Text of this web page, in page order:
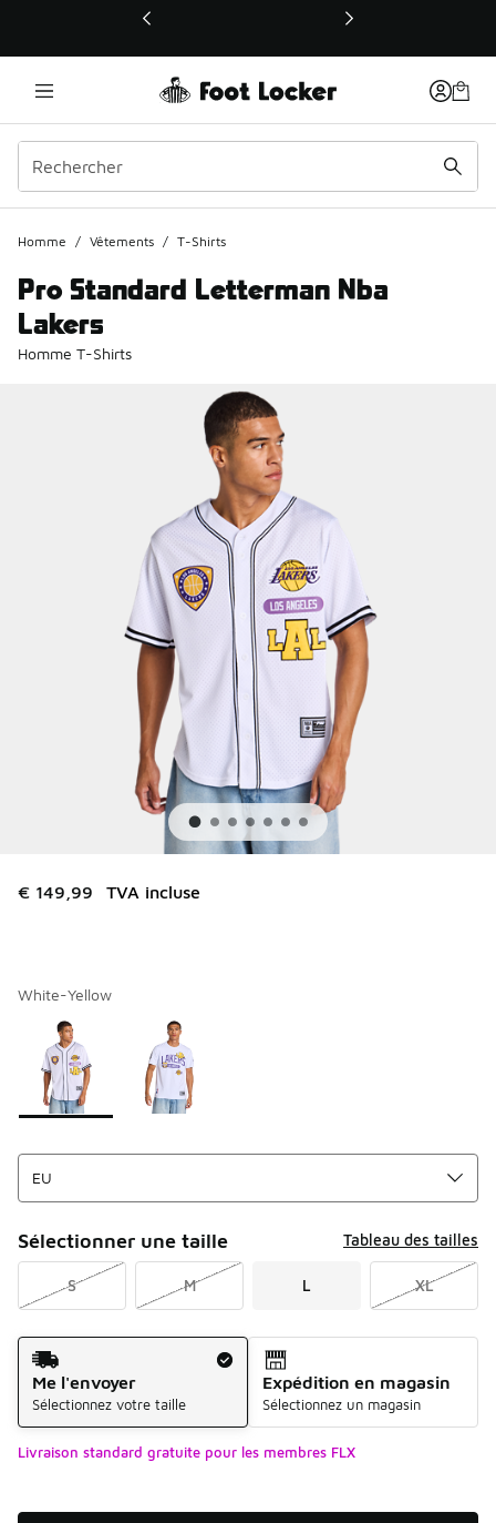
Ce lien ouvrira une nouvelle fenêtre
Homme / Vêtements / T-Shirts
Pro Standard Letterman Nba
Lakers
Homme T-Shirts
€ 149,99 TVA incluse
White-Yellow
Page 1 sur 1 affichant 1 à 2 des 2 couleurs.
Merci de sélectionner un style
Sélectionner une taille Tableau des tailles
S M L XL
Mode d'expédition
Me l'envoyer
Sélectionnez votre taille
Expédition en magasin
Sélectionnez un magasin
Livraison standard gratuite pour les membres FLX